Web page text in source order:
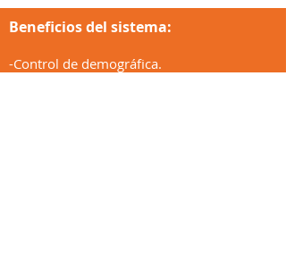
Beneficios del sistema:
-Control de demográfica.